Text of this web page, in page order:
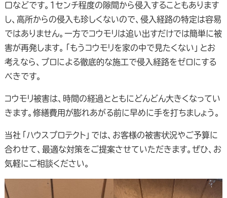
口などです。1センチ程度の隙間から侵入することもあります
し、高所からの侵入も珍しくないので、侵入経路の特定は容易
ではありません。一方でコウモリは追い出すだけでは簡単に被
害が再発します。「もうコウモリを家の中で見たくない」とお
考えなら、プロによる徹底的な施工で侵入経路をゼロにする
べきです。
コウモリ被害は、時間の経過とともにどんどん大きくなってい
きます。修繕費用が膨れあがる前に早めに手を打ちましょう。
当社「ハウスプロテクト」では、お客様の被害状況やご予算に
合わせて、最適な対策をご提案させていただきます。ぜひ、お
気軽にご相談ください。